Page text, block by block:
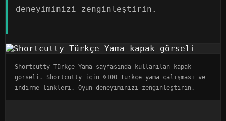
deneyiminizi zenginleştirin.
Shortcutty Türkçe Yama sayfasında kullanılan kapak
görseli. Shortcutty için %100 Türkçe yama çalışması ve
indirme linkleri. Oyun deneyiminizi zenginleştirin.